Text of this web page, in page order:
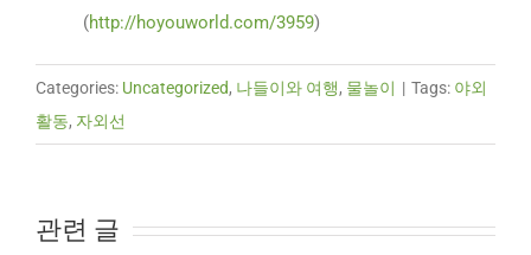
(http://hoyouworld.com/3959)
Categories: Uncategorized, 나들이와 여행, 물놀이 | Tags: 야외
활동, 자외선
관련 글